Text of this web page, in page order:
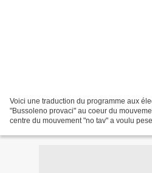
Voici une traduction du programme aux
"Bussoleno provaci" au coeur du
centre du mouvement "no tav" a voulu